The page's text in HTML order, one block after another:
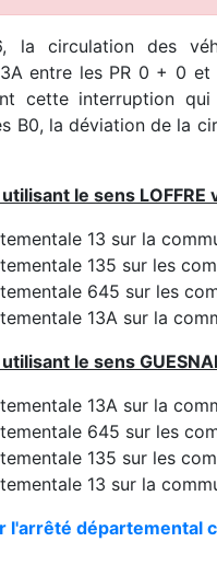
la circulation des
entre les PR 0 + 0
cette interruption
B0, la déviation de la
le sens LOFFRE
13 sur la
135 sur les
645 sur les
13A sur la
le sens
13A sur la
645 sur les
135 sur les
13 sur la
l'arrêté départemental